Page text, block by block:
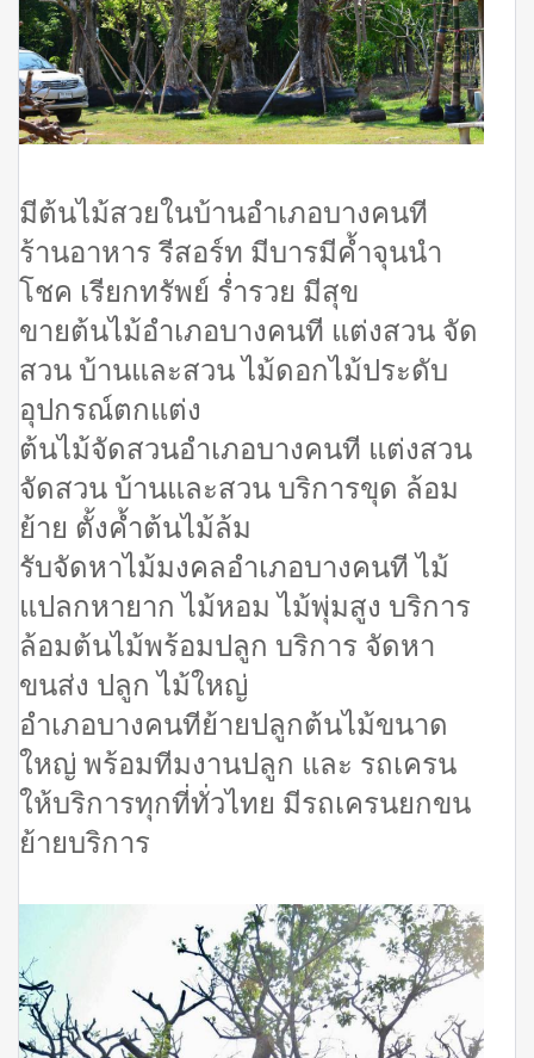
มีต้นไม้สวยในบ้านอำเภอบางคนที
ร้านอาหาร รีสอร์ท มีบารมีค้ำจุนนำ
โชค เรียกทรัพย์ ร่ำรวย มีสุข
ขายต้นไม้อำเภอบางคนที แต่งสวน จัด
สวน บ้านและสวน ไม้ดอกไม้ประดับ
อุปกรณ์ตกแต่ง
ต้นไม้จัดสวนอำเภอบางคนที แต่งสวน
จัดสวน บ้านและสวน บริการขุด ล้อม
ย้าย ตั้งค้ำต้นไม้ล้ม
รับจัดหาไม้มงคลอำเภอบางคนที ไม้
แปลกหายาก ไม้หอม ไม้พุ่มสูง บริการ
ล้อมต้นไม้พร้อมปลูก บริการ จัดหา
ขนส่ง ปลูก ไม้ใหญ่
อำเภอบางคนทีย้ายปลูกต้นไม้ขนาด
ใหญ่ พร้อมทีมงานปลูก และ รถเครน
ให้บริการทุกที่ทั่วไทย มีรถเครนยกขน
ย้ายบริการ